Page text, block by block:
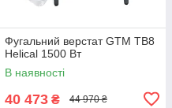
Фугальний верстат GTM TB8
Helical 1500 Вт
В наявності
40 473 ₴ 44 970 ₴